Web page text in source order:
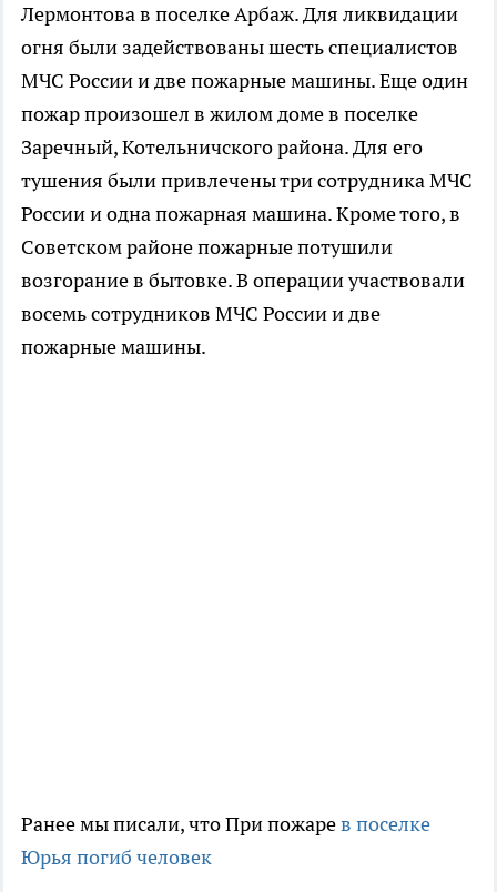
Лермонтова в поселке Арбаж. Для ликвидации
огня были задействованы шесть специалистов
МЧС России и две пожарные машины. Еще один
пожар произошел в жилом доме в поселке
Заречный, Котельничского района. Для его
тушения были привлечены три сотрудника МЧС
России и одна пожарная машина. Кроме того, в
Советском районе пожарные потушили
возгорание в бытовке. В операции участвовали
восемь сотрудников МЧС России и две
пожарные машины.
Ранее мы писали, что При пожарев поселке
Юрья погиб человек